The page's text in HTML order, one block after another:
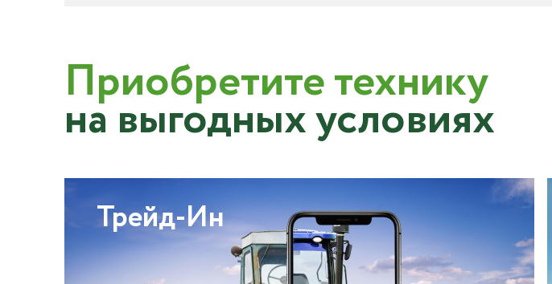
Приобретите технику
на выгодных условиях
Трейд-Ин